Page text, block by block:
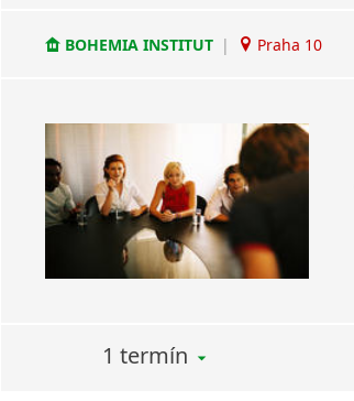
BOHEMIA INSTITUT | Praha 10
1 termín